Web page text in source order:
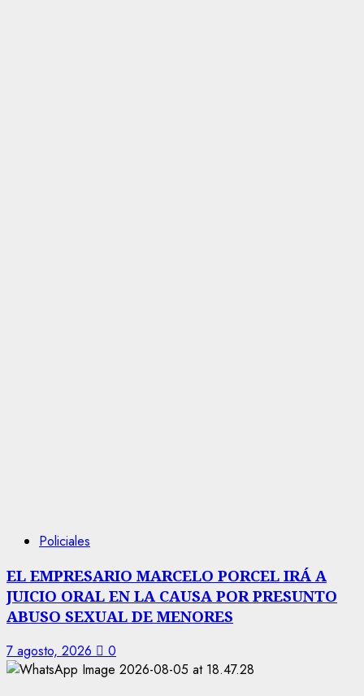
Policiales
EL EMPRESARIO MARCELO PORCEL IRÁ A
JUICIO ORAL EN LA CAUSA POR PRESUNTO
ABUSO SEXUAL DE MENORES
7 agosto, 2026 0